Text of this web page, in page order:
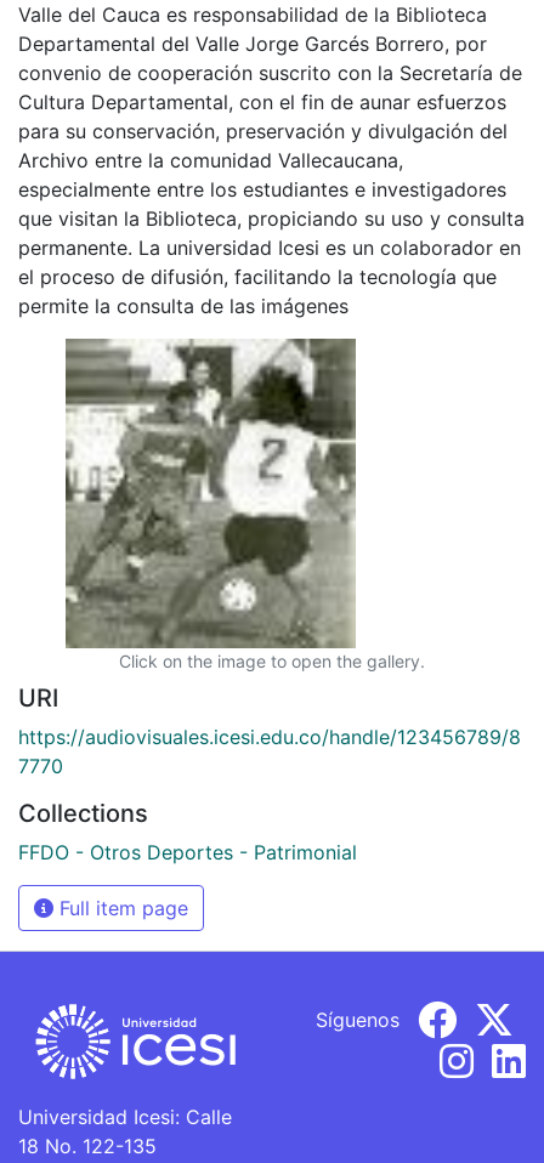
Valle del Cauca es responsabilidad de la Biblioteca
Departamental del Valle Jorge Garcés Borrero, por
convenio de cooperación suscrito con la Secretaría de
Cultura Departamental, con el fin de aunar esfuerzos
para su conservación, preservación y divulgación del
Archivo entre la comunidad Vallecaucana,
especialmente entre los estudiantes e investigadores
que visitan la Biblioteca, propiciando su uso y consulta
permanente. La universidad Icesi es un colaborador en
el proceso de difusión, facilitando la tecnología que
permite la consulta de las imágenes
Click on the image to open the gallery.
URI
https://audiovisuales.icesi.edu.co/handle/123456789/8
7770
Collections
FFDO - Otros Deportes - Patrimonial
Full item page
Universidad Icesi: Calle
18 No. 122-135
Síguenos